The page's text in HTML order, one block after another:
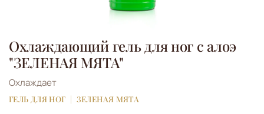
Охлаждающий гель для ног с алоэ
"ЗЕЛЕНАЯ МЯТА"
Охлаждает
ГЕЛЬ ДЛЯ НОГ ЗЕЛЕНАЯ МЯТА